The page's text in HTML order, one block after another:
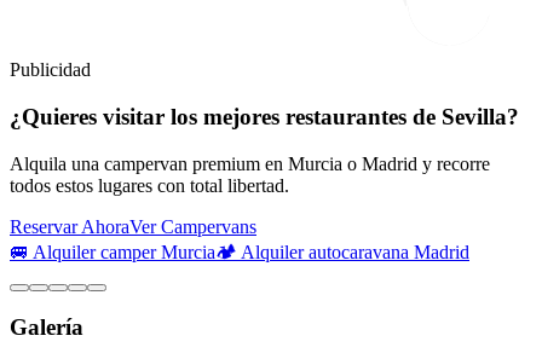
Publicidad
¿Quieres visitar los mejores restaurantes de Sevilla?
Alquila una campervan premium en Murcia o Madrid y recorre
todos estos lugares con total libertad.
Reservar AhoraVer Campervans
🚐 Alquiler camper Murcia🏕️ Alquiler autocaravana Madrid
Galería